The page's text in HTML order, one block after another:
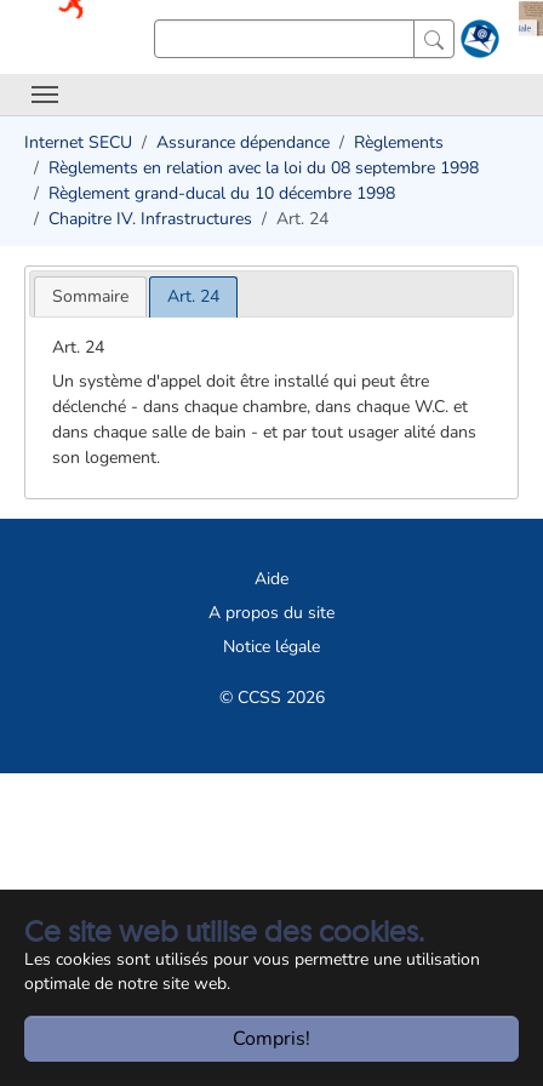
Ce site web utilise des cookies.
Les cookies sont utilisés pour vous permettre une utilisation
optimale de notre site web.
Compris!
Internet SECU Assurance dépendance
Règlements
Règlements en relation avec la loi du 08 septembre 1998
Règlement grand-ducal du 10 décembre 1998
Chapitre IV. Infrastructures
Art. 24
Sommaire Art. 24
Art. 24
Un système d'appel doit être installé qui peut être
déclenché - dans chaque chambre, dans chaque W.C. et
dans chaque salle de bain - et par tout usager alité dans
son logement.
Aide
A propos du site
Notice légale
© CCSS 2026